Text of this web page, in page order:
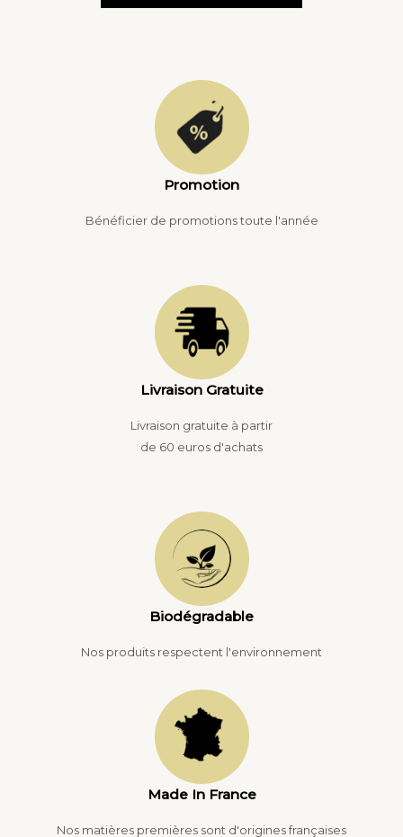
Promotion
Bénéficier de promotions toute l'année
Livraison Gratuite
Livraison gratuite à partir
de 60 euros d'achats
Biodégradable
Nos produits respectent l'environnement
Made In France
Nos matières premières sont d'origines françaises